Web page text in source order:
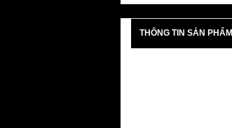
THÔNG TIN SẢN PHẨM